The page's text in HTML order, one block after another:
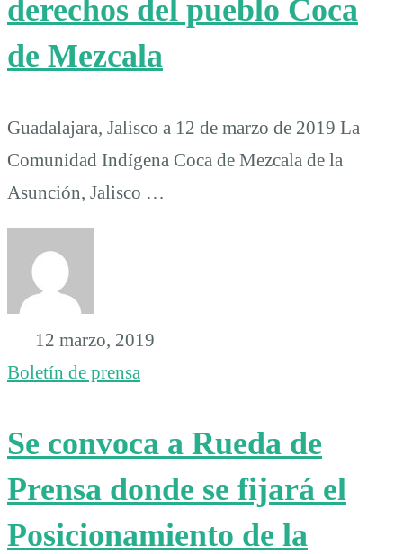
derechos del pueblo Coca
de Mezcala
Guadalajara, Jalisco a 12 de marzo de 2019 La
Comunidad Indígena Coca de Mezcala de la
Asunción, Jalisco …
12 marzo, 2019
Boletín de prensa
Se convoca a Rueda de
Prensa donde se fijará el
Posicionamiento de la